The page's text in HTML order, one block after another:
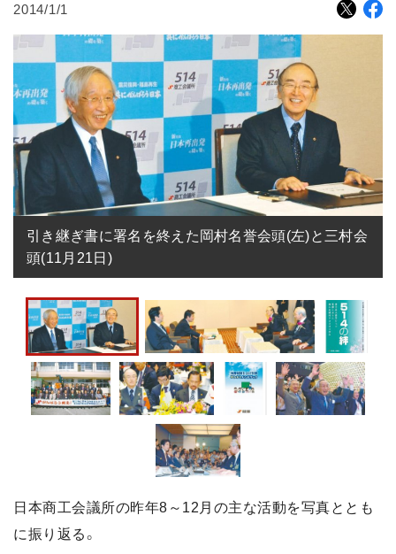
2014/1/1
引き継ぎ書に署名を終えた岡村名誉会頭(左)と三村会
頭(11月21日)
日本商工会議所の昨年8～12月の主な活動を写真ととも
に振り返る。